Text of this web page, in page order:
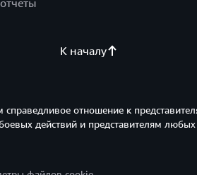
К началу
отношение к
действий и представителям любых